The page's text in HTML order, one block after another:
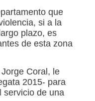
que
si a la
plazo, es
de esta zona
Coral, le
2015- para
servicio de una